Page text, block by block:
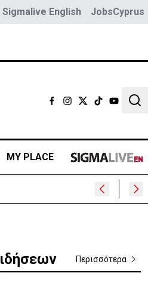
Sigmalive English JobsCyprus
MY PLACE
Περισσότερα